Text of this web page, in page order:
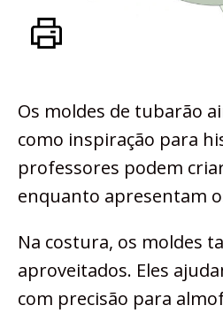
Os moldes de tubarão
como inspiração para
professores podem
enquanto apresentam
Na costura, os moldes
aproveitados. Eles
com precisão para